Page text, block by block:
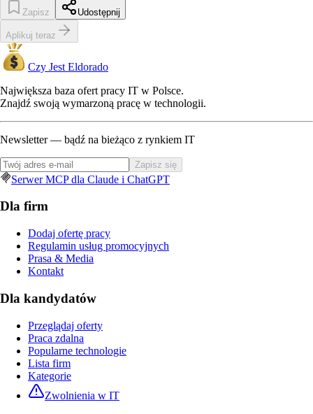
Zapisz Udostępnij
Aplikuj teraz
Czy Jest Eldorado
Największa baza ofert pracy IT w Polsce.
Znajdź swoją wymarzoną pracę w technologii.
Newsletter — bądź na bieżąco z rynkiem IT
Zapisz się
Serwer MCP dla Claude i ChatGPT
Dla firm
Dodaj ofertę pracy
Regulamin usług promocyjnych
Prasa & Media
Kontakt
Dla kandydatów
Przeglądaj oferty
Praca zdalna
Popularne technologie
Lista firm
Kategorie
Zwolnienia w IT